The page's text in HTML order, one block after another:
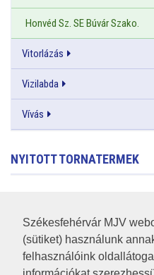
Székesfehérvár MJV
(sütiket) használunk
felhasználóink
Honvéd Sz. SE Búvár Szako.
Vitorlázás
Vizilabda
Vívás
NYITOTT TORNATERMEK
RSS
A HONLAP 2017.03.31-I